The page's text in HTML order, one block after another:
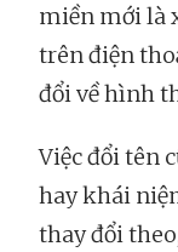
miền mới là
trên điện
đổi về hình
Việc đổi tên
hay khái
thay đổi